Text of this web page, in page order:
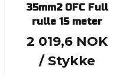
35mm2 OFC Full
rulle 15 meter
2 019,6 NOK
/ Stykke